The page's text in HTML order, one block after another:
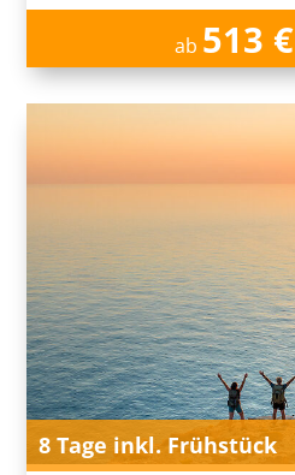
ab 513
8 Tage inkl. Frühstück